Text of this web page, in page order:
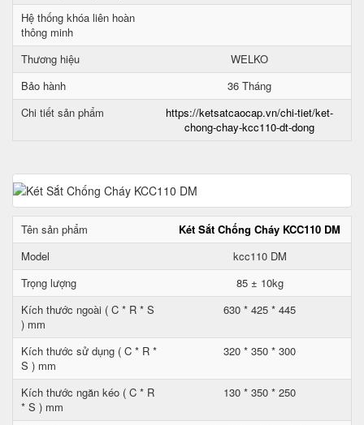
Hệ thống khóa liên hoàn
thông minh
Thương hiệu
WELKO
Bảo hành
36 Tháng
Chi tiết sản phẩm
https://ketsatcaocap.vn/chi-tiet/ket-
chong-chay-kcc110-dt-dong
Tên sản phẩm
Két Sắt Chống Cháy KCC110 DM
Model
kcc110 DM
Trọng lượng
85 ± 10kg
Kích thước ngoài ( C * R * S
) mm
630 * 425 * 445
Kích thước sử dụng ( C * R *
S ) mm
320 * 350 * 300
Kích thước ngăn kéo ( C * R
* S ) mm
130 * 350 * 250